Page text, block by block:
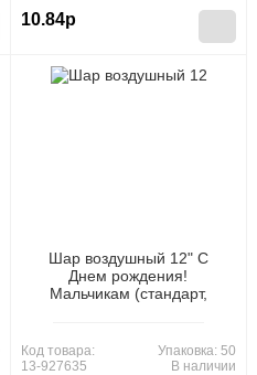
10.84р
Шар воздушный 12" С
Днем рождения!
Мальчикам (стандарт,
Код товара:
13-927635
Упаковка: 50
В наличии